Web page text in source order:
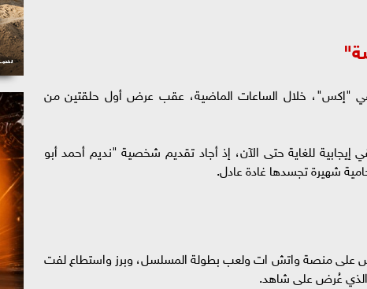
"إكس"، خلال الساعات الماضية، عقب عرض أول حلقتين من
للغاية حتى الآن، إذ أجاد تقديم شخصية "نديم أحمد أبو
شهيرة تجسدها غادة عادل.
على منصة واتش ات ولعب بطولة المسلسل، وبرز واستطاع لفت
الذي عُرض على شاهد.